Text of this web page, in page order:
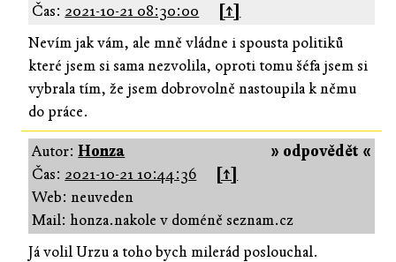
Čas: 2021-10-21 08:30:00
[↑]
Nevím jak vám, ale mně vládne i spousta politiků
které jsem si sama nezvolila, oproti tomu šéfa jsem si
vybrala tím, že jsem dobrovolně nastoupila k němu
do práce.
» odpovědět «
Autor:Honza
Čas: 2021-10-21 10:44:36
[↑]
Web: neuveden
Mail: honza.nakole v doméně seznam.cz
Já volil Urzu a toho bych milerád poslouchal.